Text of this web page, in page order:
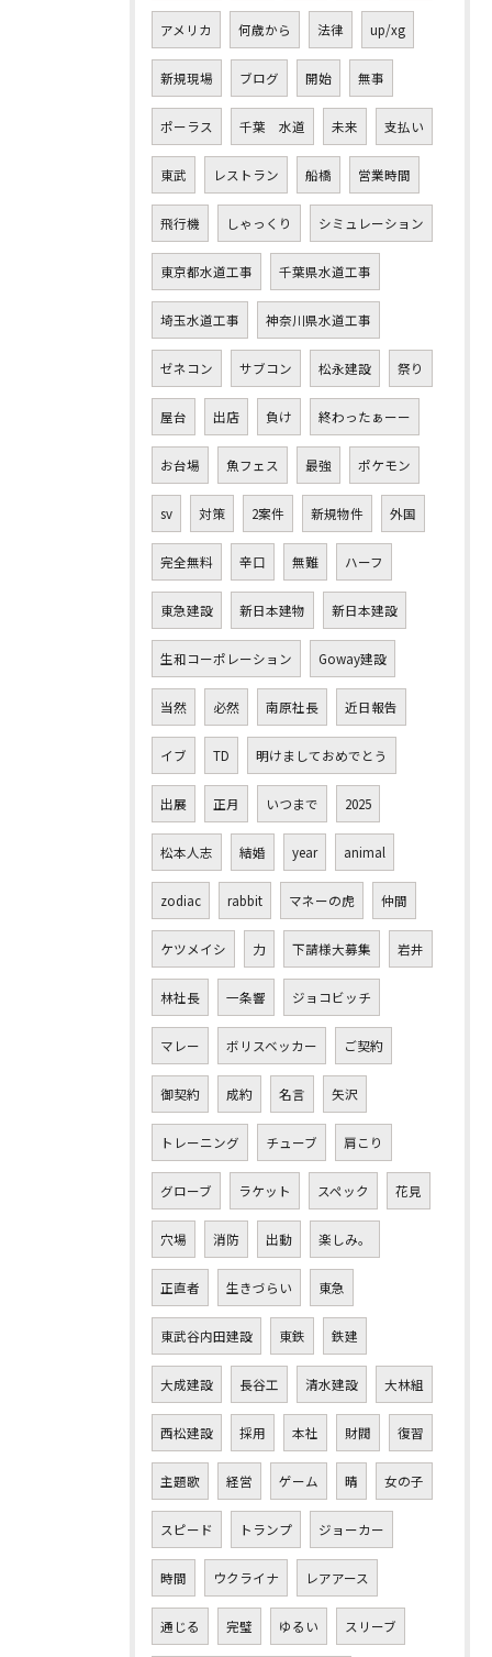
アメリカ 何歳から 法律 up/xg
新規現場 ブログ 開始 無事
ポーラス 千葉 水道 未来 支払い
東武 レストラン 船橋 営業時間
飛行機 しゃっくり シミュレーション
東京都水道工事 千葉県水道工事
埼玉水道工事 神奈川県水道工事
ゼネコン サブコン 松永建設 祭り
屋台 出店 負け 終わったぁーー
お台場 魚フェス 最強 ポケモン
sv 対策 2案件 新規物件 外国
完全無料 辛口 無難 ハーフ
東急建設 新日本建物 新日本建設
生和コーポレーション Goway建設
当然 必然 南原社長 近日報告
イブ TD 明けましておめでとう
出展 正月 いつまで 2025
松本人志 結婚 year animal
zodiac rabbit マネーの虎 仲間
ケツメイシ 力 下請様大募集 岩井
林社長 一条響 ジョコビッチ
マレー ボリスベッカー ご契約
御契約 成約 名言 矢沢
トレーニング チューブ 肩こり
グローブ ラケット スペック 花見
穴場 消防 出動 楽しみ。
正直者 生きづらい 東急
東武谷内田建設 東鉄 鉄建
大成建設 長谷工 清水建設 大林組
西松建設 採用 本社 財閥 復習
主題歌 経営 ゲーム 晴 女の子
スピード トランプ ジョーカー
時間 ウクライナ レアアース
通じる 完璧 ゆるい スリーブ